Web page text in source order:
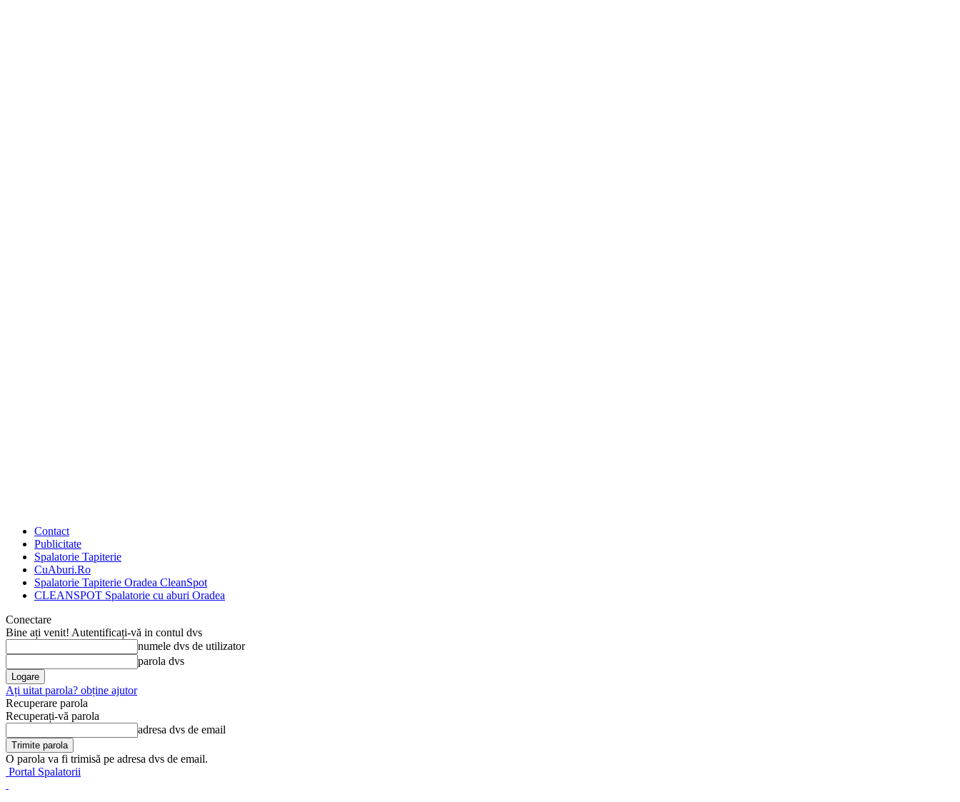
Contact
Publicitate
Spalatorie Tapiterie
CuAburi.Ro
Spalatorie Tapiterie Oradea CleanSpot
CLEANSPOT Spalatorie cu aburi Oradea
Conectare
Bine ați venit! Autentificați-vă in contul dvs
numele dvs de utilizator
parola dvs
Ați uitat parola? obține ajutor
Recuperare parola
Recuperați-vă parola
adresa dvs de email
O parola va fi trimisă pe adresa dvs de email.
Portal Spalatorii